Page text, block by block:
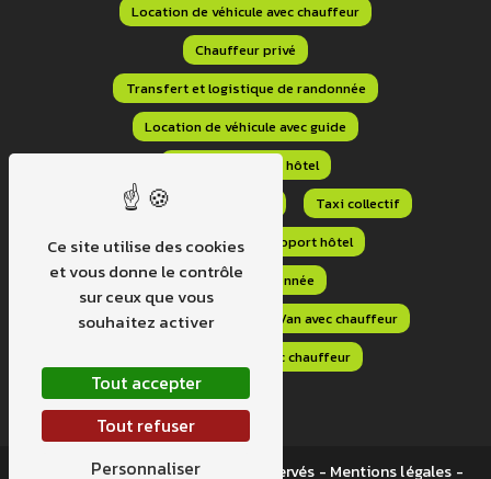
Location de véhicule avec chauffeur
Chauffeur privé
Transfert et logistique de randonnée
Location de véhicule avec guide
Navette aéroport hôtel
Transfert aéroport domicile
Taxi collectif
Transport navette aéroport hôtel
Transport randonnée
Transport sur mesure
Van avec chauffeur
Location minibus avec chauffeur
Vistalid- 2026 - Tous droits réservés - Mentions légales -
Ce site utilise des cookies
et vous donne le contrôle
sur ceux que vous
souhaitez activer
Tout accepter
Tout refuser
Personnaliser